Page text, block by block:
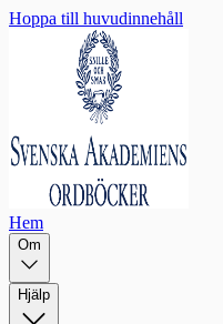
Hoppa till huvudinnehåll
Hem
Om
Hjälp